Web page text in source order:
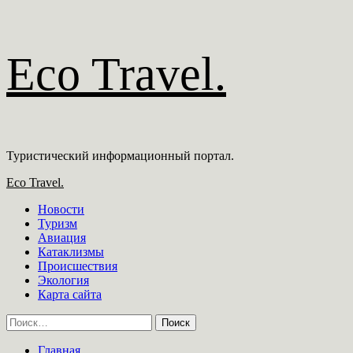
содержимому
Eco Travel.
Туристический информационный портал.
Основное
Eco Travel.
Новости
Туризм
Авиация
Катаклизмы
Происшествия
Экология
Карта сайта
Найти:
Главная